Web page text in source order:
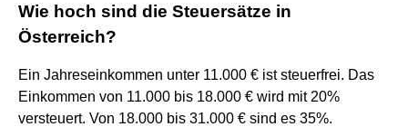
Wie hoch sind die Steuersätze in
Österreich?
Ein Jahreseinkommen unter 11.000 € ist steuerfrei. Das
Einkommen von 11.000 bis 18.000 € wird mit 20%
versteuert. Von 18.000 bis 31.000 € sind es 35%.